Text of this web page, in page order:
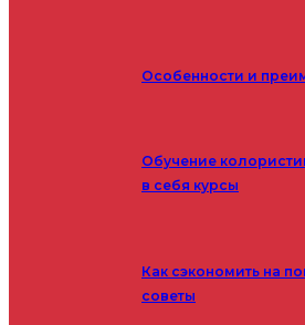
Особенности и
Обучение
в себя курсы
Как сэкономить на
советы